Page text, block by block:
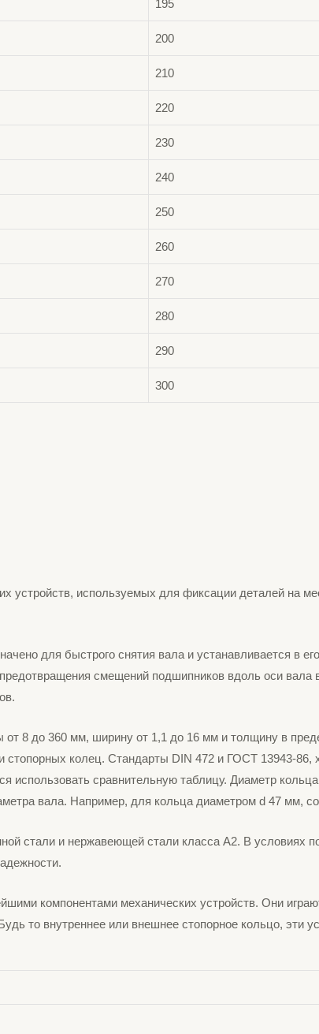
195
200
210
220
230
240
250
260
270
280
290
300
устройств, используемых для фиксации деталей на
для быстрого снятия вала и устанавливается в
смещений подшипников вдоль оси
от 8 до 360 мм, ширину от 1,1 до 16 мм и толщину в
стопорных колец. Стандарты DIN 472 и ГОСТ 13943-
использовать сравнительную таблицу. Диаметр
вала. Например, для кольца диаметром d 47 мм,
стали и нержавеющей стали класса А2. В
компонентами механических устройств. Они
то внутреннее или внешнее стопорное кольцо, эти